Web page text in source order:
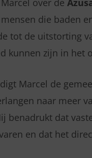
die baden
tot de uitstorting
kunnen zijn in het
Marcel de
naar meer
benadrukt dat
en dat het